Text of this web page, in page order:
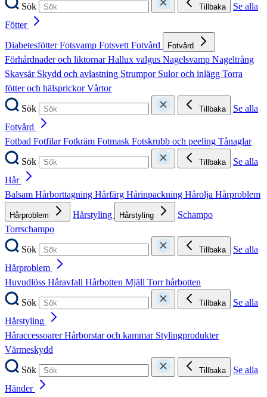
Sök
Tillbaka
Se alla
Fötter
DiabetesfötterFotsvamp FotsvettFotvård Fotvård
Förhårdnader och liktornarHallux valgus Nagelsvamp Nageltrång
Skavsår Skydd och avlastning Strumpor Sulor och inlägg Torra
fötter och hälsprickorVårtor
Sök
Tillbaka
Se alla
Fotvård
Fotbad FotfilarFotkräm Fotmask Fotskrubb och peeling Tånaglar
Sök
Tillbaka
Se alla
Hår
Balsam Hårborttagning Hårfärg Hårinpackning Hårolja Hårproblem
Hårproblem Hårstyling Hårstyling
Schampo
Torrschampo
Sök
Tillbaka
Se alla
Hårproblem
Huvudlöss Håravfall Hårbotten Mjäll Torr hårbotten
Sök
Tillbaka
Se alla
Hårstyling
HåraccessoarerHårborstar och kammar Stylingprodukter
Värmeskydd
Sök
Tillbaka
Se alla
Händer